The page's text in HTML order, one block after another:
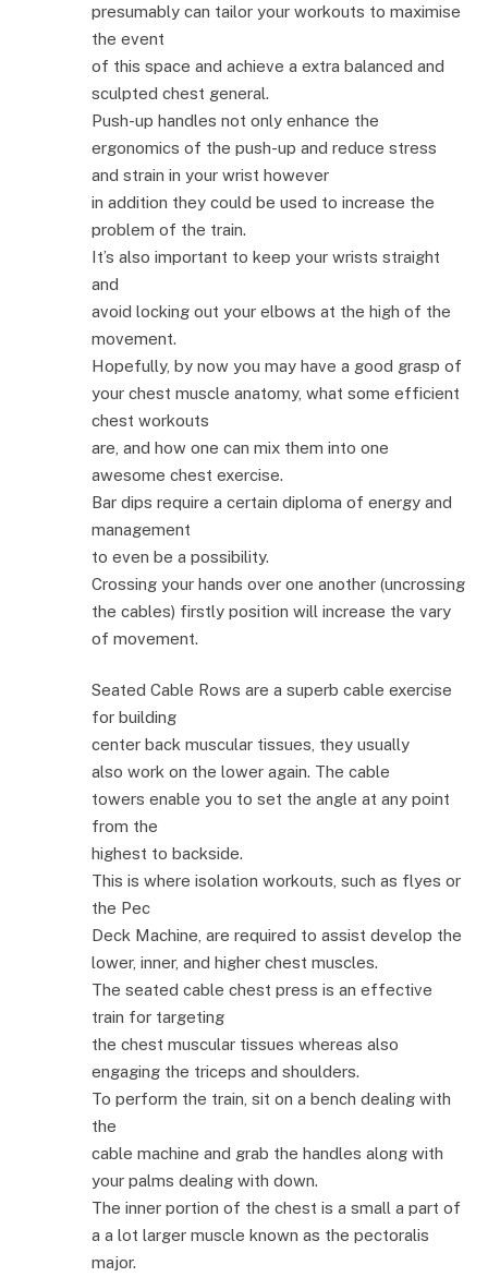
presumably can tailor your workouts to maximise
the event
of this space and achieve a extra balanced and
sculpted chest general.
Push-up handles not only enhance the
ergonomics of the push-up and reduce stress
and strain in your wrist however
in addition they could be used to increase the
problem of the train.
It’s also important to keep your wrists straight
and
avoid locking out your elbows at the high of the
movement.
Hopefully, by now you may have a good grasp of
your chest muscle anatomy, what some efficient
chest workouts
are, and how one can mix them into one
awesome chest exercise.
Bar dips require a certain diploma of energy and
management
to even be a possibility.
Crossing your hands over one another (uncrossing
the cables) firstly position will increase the vary
of movement.
Seated Cable Rows are a superb cable exercise
for building
center back muscular tissues, they usually
also work on the lower again. The cable
towers enable you to set the angle at any point
from the
highest to backside.
This is where isolation workouts, such as flyes or
the Pec
Deck Machine, are required to assist develop the
lower, inner, and higher chest muscles.
The seated cable chest press is an effective
train for targeting
the chest muscular tissues whereas also
engaging the triceps and shoulders.
To perform the train, sit on a bench dealing with
the
cable machine and grab the handles along with
your palms dealing with down.
The inner portion of the chest is a small a part of
a a lot larger muscle known as the pectoralis
major.